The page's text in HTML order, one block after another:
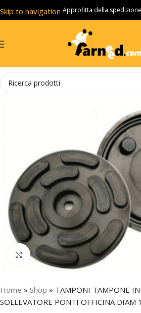
Skip to navigation
Skip to main content
Approfitta della
Click to enlarge
Home » Shop » TAMPONI TAMPONE
SOLLEVATORE PONTI OFFICINA DIAM